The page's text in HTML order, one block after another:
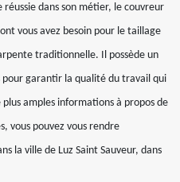
réussie dans son métier, le couvreur
vous avez besoin pour le taillage
traditionnelle. Il possède un
garantir la qualité du travail qui
plus amples informations à propos de
vous pouvez vous rendre
la ville de Luz Saint Sauveur, dans